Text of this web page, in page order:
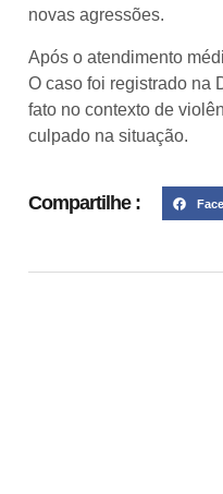
novas agressões.
Após o atendimento
O caso foi registrado na
fato no contexto de
culpado na situação.
Compartilhe :